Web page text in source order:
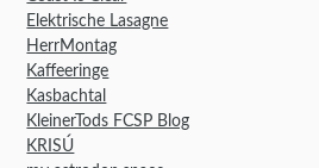
Elektrische Lasagne
HerrMontag
Kaffeeringe
Kasbachtal
KleinerTods FCSP Blog
KRISÚ